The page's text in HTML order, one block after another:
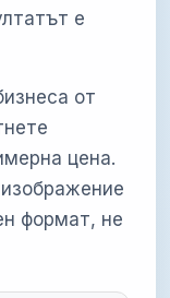
е
от
цена.
формат, не